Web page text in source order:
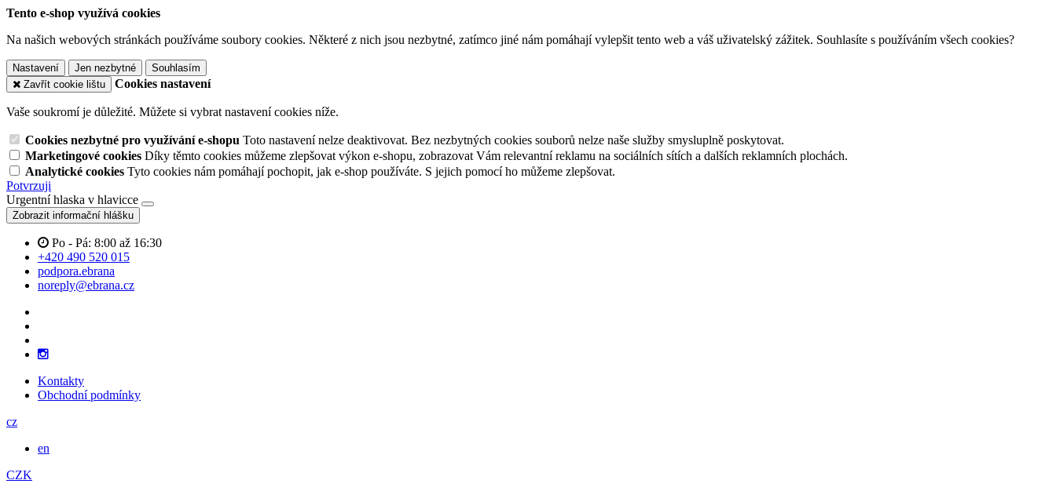
Tento e-shop využívá cookies
Na našich webových stránkách používáme soubory cookies. Některé z nich jsou nezbytné, zatímco jiné nám pomáhají vylepšit tento web a váš uživatelský zážitek. Souhlasíte s používáním všech cookies?
Nastavení Jen nezbytné
Souhlasím
Zavřít cookie lištu
Cookies nastavení
Vaše soukromí je důležité. Můžete si vybrat nastavení cookies níže.
Cookies nezbytné pro využívání e-shopu Toto nastavení nelze deaktivovat. Bez nezbytných cookies souborů nelze naše služby smysluplně poskytovat.
Marketingové cookies Díky těmto cookies můžeme zlepšovat výkon e-shopu, zobrazovat Vám relevantní reklamu na sociálních sítích a dalších reklamních plochách.
Analytické cookies Tyto cookies nám pomáhají pochopit, jak e-shop používáte. S jejich pomocí ho můžeme zlepšovat.
Potvrzuji
Urgentní hlaska v hlavicce
Zobrazit informační hlášku
Po - Pá: 8:00 až 16:30
+420 490 520 015
podpora.ebrana
noreply@ebrana.cz
Kontakty
Obchodní podmínky
cz
en
CZK